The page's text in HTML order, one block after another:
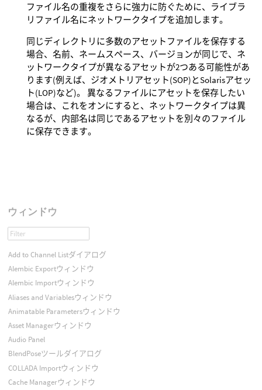
ファイル名の重複をさらに強力に防ぐために、ライブラ
リファイル名にネットワークタイプを追加します。
同じディレクトリに多数のアセットファイルを保存する
場合、名前、ネームスペース、バージョンが同じで、ネ
ットワークタイプが異なるアセットが2つある可能性があ
ります(例えば、ジオメトリアセット(SOP)とSolarisアセッ
ト(LOP)など)。 異なるファイルにアセットを保存したい
場合は、これをオンにすると、ネットワークタイプは異
なるが、内部名は同じであるアセットを別々のファイル
に保存できます。
ウィンドウ
Add to Channel Listダイアログ
Alembic Exportウィンドウ
Alembic Importウィンドウ
Aliases and Variablesウィンドウ
Animatable Parametersウィンドウ
Asset Managerウィンドウ
Audio Panel
BlendPoseツールダイアログ
COLLADA Importウィンドウ
Cache Managerウィンドウ